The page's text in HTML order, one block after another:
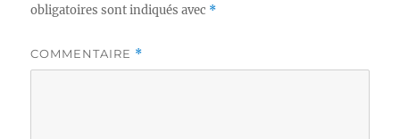
obligatoires sont indiqués avec *
COMMENTAIRE *